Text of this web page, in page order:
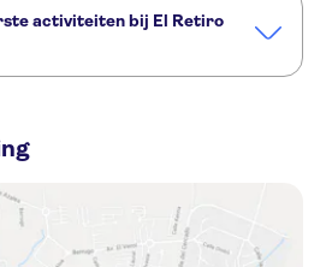
Koninklijk Paleis van Madrid
activiteiten bij El Retiro
park met een deskundige gids
door Retiro Park op een e-bike
Madrid